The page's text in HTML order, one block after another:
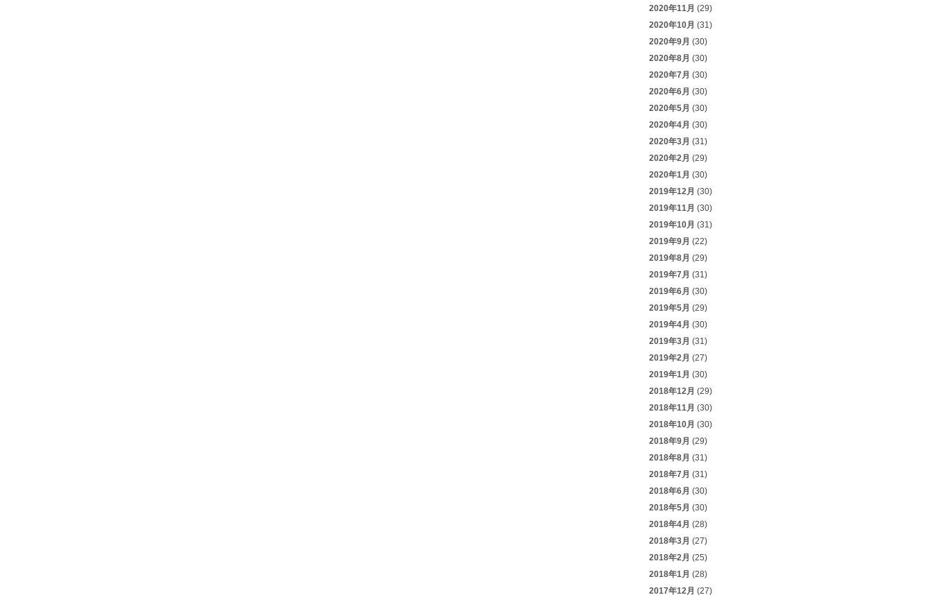
2020年11月 (29)
2020年10月 (31)
2020年9月 (30)
2020年8月 (30)
2020年7月 (30)
2020年6月 (30)
2020年5月 (30)
2020年4月 (30)
2020年3月 (31)
2020年2月 (29)
2020年1月 (30)
2019年12月 (30)
2019年11月 (30)
2019年10月 (31)
2019年9月 (22)
2019年8月 (29)
2019年7月 (31)
2019年6月 (30)
2019年5月 (29)
2019年4月 (30)
2019年3月 (31)
2019年2月 (27)
2019年1月 (30)
2018年12月 (29)
2018年11月 (30)
2018年10月 (30)
2018年9月 (29)
2018年8月 (31)
2018年7月 (31)
2018年6月 (30)
2018年5月 (30)
2018年4月 (28)
2018年3月 (27)
2018年2月 (25)
2018年1月 (28)
2017年12月 (27)